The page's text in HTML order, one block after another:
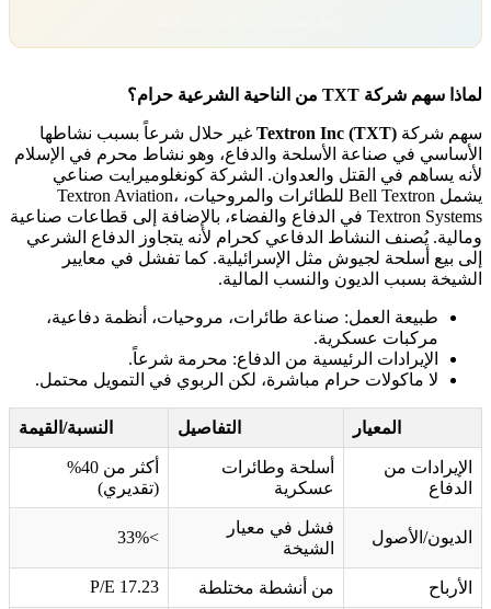
لماذا سهم شركة TXT من الناحية الشرعية حرام؟
سهم شركة Textron Inc (TXT)غير حلال شرعاً بسبب نشاطها
الأساسي في صناعة الأسلحة والدفاع، وهو نشاط محرم في الإسلام
لأنه يساهم في القتل والعدوان. الشركة كونغلوميرايت صناعي
يشمل Bell Textron للطائرات والمروحيات، Textron Aviation،
Textron Systems في الدفاع والفضاء، بالإضافة إلى قطاعات صناعية
ومالية. يُصنف النشاط الدفاعي كحرام لأنه يتجاوز الدفاع الشرعي
إلى بيع أسلحة لجيوش مثل الإسرائيلية. كما تفشل في معايير
الشيخة بسبب الديون والنسب المالية.
طبيعة العمل: صناعة طائرات، مروحيات، أنظمة دفاعية،
مركبات عسكرية.
الإيرادات الرئيسية من الدفاع: محرمة شرعاً.
لا ماكولات حرام مباشرة، لكن الربوي في التمويل محتمل.
المعيار التفاصيل النسبة/القيمة
الإيرادات من
الدفاع
أسلحة وطائرات
عسكرية
أكثر من 40%
(تقديري)
الديون/الأصول
فشل في معيار
الشيخة
>33%
الأرباح من أنشطة مختلطة P/E 17.23